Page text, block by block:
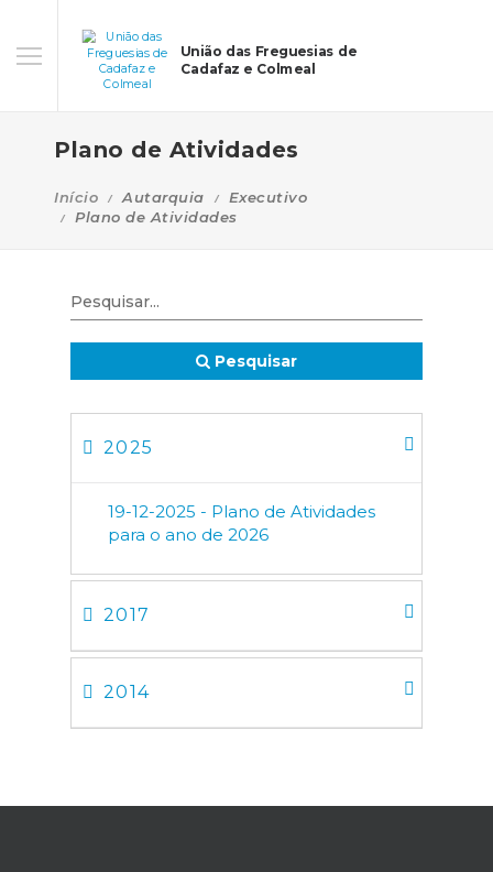
União das Freguesias de
Cadafaz e Colmeal
Plano de Atividades
Início Autarquia
Executivo
Plano de Atividades
Pesquisar
2025
19-12-2025 - Plano de Atividades
para o ano de 2026
2017
2014